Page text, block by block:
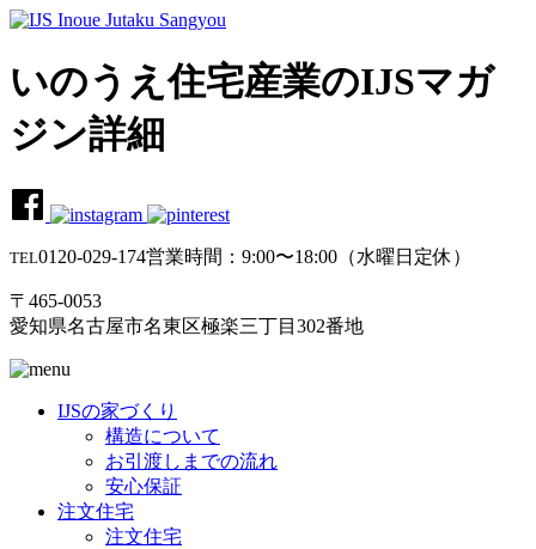
いのうえ住宅産業のIJSマガ
ジン詳細
TEL0120-029-174営業時間：9:00〜18:00（水曜日定休）
〒465-0053
愛知県名古屋市名東区極楽三丁目302番地
IJSの家づくり
構造について
お引渡しまでの流れ
安心保証
注文住宅
注文住宅